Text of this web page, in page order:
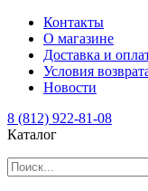
Контакты
О магазине
Доставка и
Условия
Новости
8 (812) 922-81-08
Каталог